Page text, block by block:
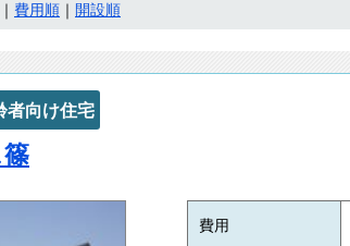
費用順 開設順
者向け住宅
費用